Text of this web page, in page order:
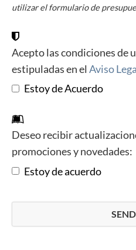
utilizar el formulario de
Acepto las condiciones de
estipuladas en el Aviso
Estoy de Acuerdo
Deseo recibir
promociones y novedades:
Estoy de acuerdo
SEND